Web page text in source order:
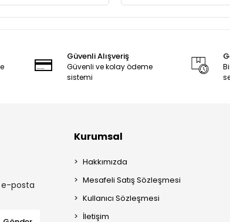
Güvenli Alışveriş
Güvenli ve kolay ödeme
sistemi
e-posta
Kurumsal
Hakkımızda
Mesafeli Satış Sözleşmesi
Kullanıcı Sözleşmesi
İletişim